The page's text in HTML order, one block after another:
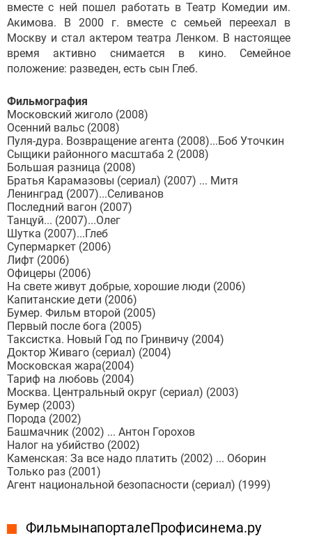
вместе с ней пошел работать в Театр Комедии им.
Акимова. В 2000 г. вместе с семьей переехал в
Москву и стал актером театра Ленком. В настоящее
время активно снимается в кино. Семейное
положение: разведен, есть сын Глеб.
Фильмография
Московский жиголо (2008)
Осенний вальс (2008)
Пуля-дура. Возвращение агента (2008)...Боб Уточкин
Сыщики районного масштаба 2 (2008)
Большая разница (2008)
Братья Карамазовы (сериал) (2007) ... Митя
Ленинград (2007)...Селиванов
Последний вагон (2007)
Танцуй... (2007)...Олег
Шутка (2007)...Глеб
Супермаркет (2006)
Лифт (2006)
Офицеры (2006)
На свете живут добрые, хорошие люди (2006)
Капитанские дети (2006)
Бумер. Фильм второй (2005)
Первый после бога (2005)
Таксистка. Новый Год по Гринвичу (2004)
Доктор Живаго (сериал) (2004)
Московская жара(2004)
Тариф на любовь (2004)
Москва. Центральный округ (сериал) (2003)
Бумер (2003)
Порода (2002)
Башмачник (2002) ... Антон Горохов
Налог на убийство (2002)
Каменская: За все надо платить (2002) ... Оборин
Только раз (2001)
Агент национальной безопасности (сериал) (1999)
Фильмы на портале Профисинема.ру